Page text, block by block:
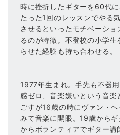
時に挫折したギターを60代
たった1回のレッスンでやる
させるといったモチベーシ
るのが特徴。不登校の小学
らせた経験も持ち合わせる。
1977年生まれ。手先も不器
感ゼロ、音楽嫌いという音楽
ごすが16歳の時にヴァン・
みて音楽に開眼。19歳から
からボランティアでギター講